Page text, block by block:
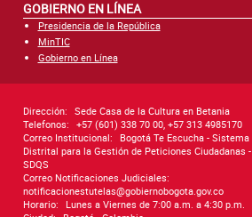
GOBIERNO EN LÍNEA
Presidencia de la República
MinTIC
Gobierno en Línea
Dirección: Sede Casa de la Cultura en Betania
Telefonos: +57 (601) 338 70 00, +57 313 4985170
Correo Institucional:
Bogotá Te Escucha - Sistema
Distrital para la Gestión de Peticiones Ciudadanas -
SDQS
Correo Notificaciones Judiciales:
notificacionestutelas@gobiernobogota.gov.co
Horario:
Lunes a Viernes de 7:00 a.m. a 4:30 p.m.